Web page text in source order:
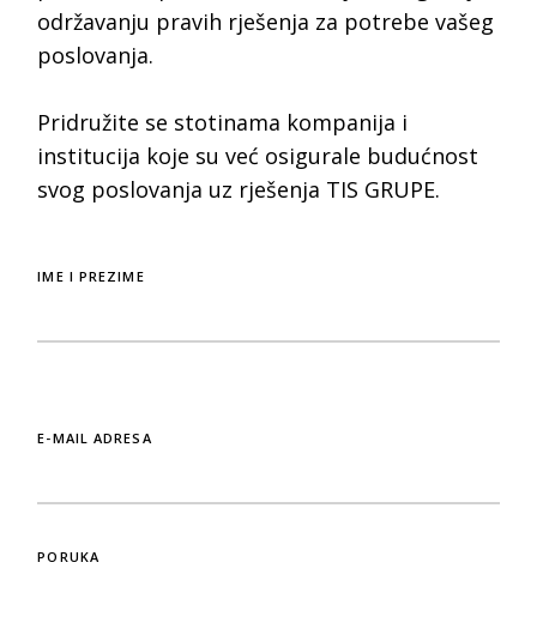
održavanju pravih rješenja za potrebe vašeg
poslovanja.
Pridružite se stotinama kompanija i
institucija koje su već osigurale budućnost
svog poslovanja uz rješenja TIS GRUPE.
IME I PREZIME
E-MAIL ADRESA
PORUKA